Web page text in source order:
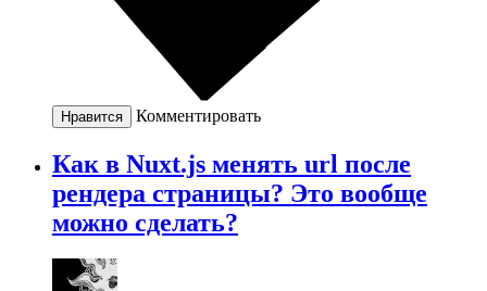
Нравится Комментировать
Как в Nuxt.js менять url после
рендера страницы? Это вообще
можно сделать?